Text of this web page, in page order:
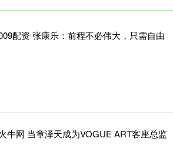
配资 张康乐：前程不必伟大，只需自由
牛网 当章泽天成为VOGUE ART客座总监